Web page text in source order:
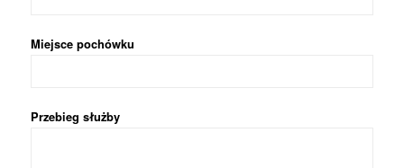
Miejsce pochówku
Przebieg służby